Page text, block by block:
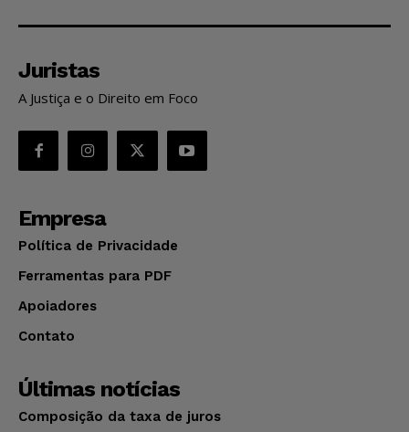
Juristas
A Justiça e o Direito em Foco
Empresa
Política de Privacidade
Ferramentas para PDF
Apoiadores
Contato
Últimas notícias
Composição da taxa de juros